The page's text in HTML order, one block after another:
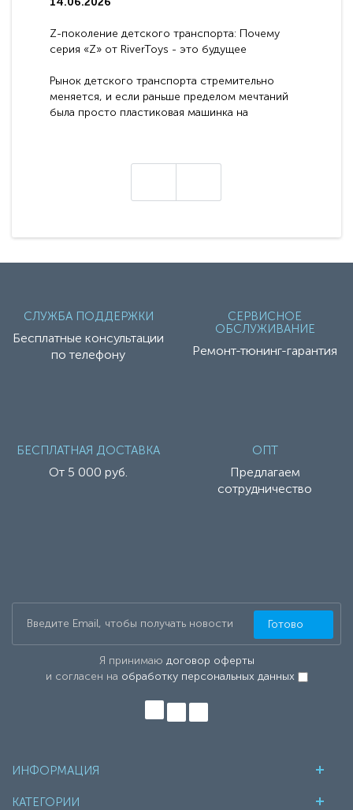
Z-поколение детского транспорта: Почему
серия «Z» от RiverToys - это будущее
Рынок детского транспорта стремительно
меняется, и если раньше пределом мечтаний
была просто пластиковая машинка на
СЛУЖБА ПОДДЕРЖКИ
Бесплатные консультации
по телефону
СЕРВИСНОЕ
ОБСЛУЖИВАНИЕ
Ремонт-тюнинг-гарантия
БЕСПЛАТНАЯ ДОСТАВКА
От 5 000 руб.
ОПТ
Предлагаем
сотрудничество
Я принимаю договор оферты
и согласен на обработку персональных данных
Готово
ИНФОРМАЦИЯ
КАТЕГОРИИ